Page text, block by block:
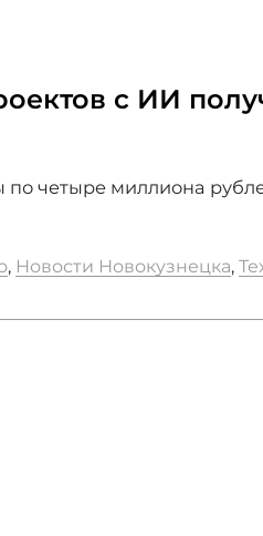
с ИИ
четыре миллиона
, Новости Новокузнецка,